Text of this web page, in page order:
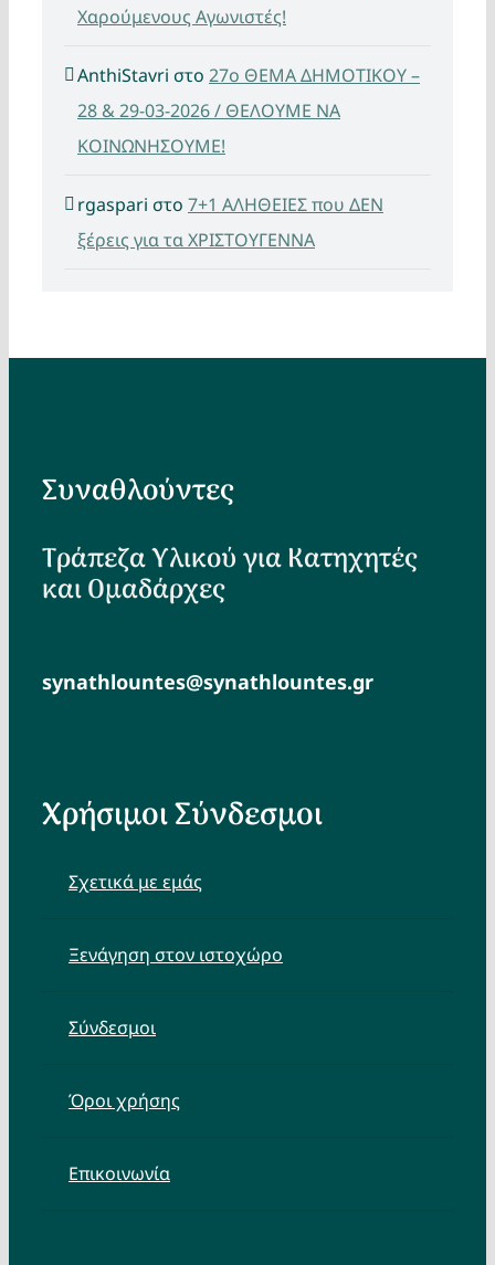
Χαρούμενους Αγωνιστές!
AnthiStavri στο 27ο ΘΕΜΑ ΔΗΜΟΤΙΚΟΥ –
28 & 29-03-2026 / ΘΕΛΟΥΜΕ ΝΑ
ΚΟΙΝΩΝΗΣΟΥΜΕ!
rgaspari στο 7+1 ΑΛΗΘΕΙΕΣ που ΔΕΝ
ξέρεις για τα ΧΡΙΣΤΟΥΓΕΝΝΑ
Συναθλούντες
Τράπεζα Υλικού για Κατηχητές
και Ομαδάρχες
synathlountes@synathlountes.gr
Χρήσιμοι Σύνδεσμοι
Σχετικά με εμάς
Ξενάγηση στον ιστοχώρο
Σύνδεσμοι
Όροι χρήσης
Επικοινωνία